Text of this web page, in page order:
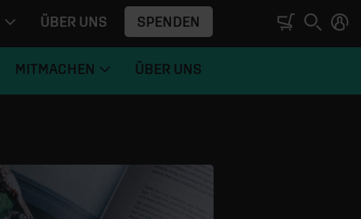
ÜBER UNS SPENDEN
MITMACHEN ÜBER UNS